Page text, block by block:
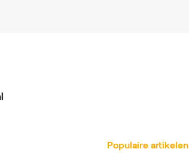
Populaire artikelen